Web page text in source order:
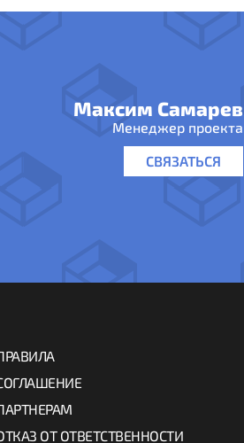
Максим Самарев
Менеджер проекта
СВЯЗАТЬСЯ
ОТ ОТВЕТСТВЕННОСТИ